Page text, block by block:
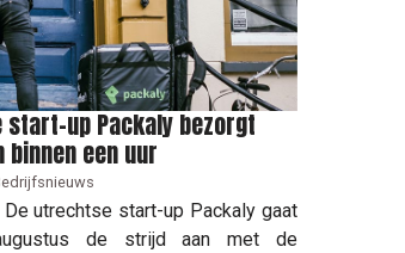
start-up Packaly bezorgt
een uur
De utrechtse start-up Packaly gaat
de strijd aan met de